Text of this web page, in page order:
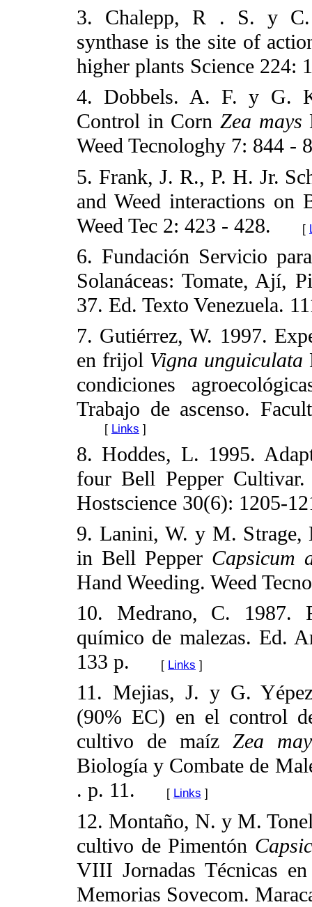
3. Chalepp, R . S. y C.
synthase is the site of
higher plants Science 224:
4. Dobbels. A. F. y G.
Control in Corn Zea mays
Weed Tecnologhy 7: 844 -
5. Frank, J. R., P. H. Jr.
and Weed interactions on
Weed Tec 2: 423 - 428. [
6. Fundación Servicio
Solanáceas: Tomate, Ají,
37. Ed. Texto Venezuela.
7. Gutiérrez, W. 1997.
en frijol Vigna unguiculata
condiciones
Trabajo de ascenso.
[ Links ]
8. Hoddes, L. 1995.
four Bell Pepper Cultivar.
Hostscience 30(6): 1205-
9. Lanini, W. y M. Strage,
in Bell Pepper Capsicum
Hand Weeding. Weed
10. Medrano, C. 1987.
químico de malezas. Ed.
133 p. [ Links ]
11. Mejias, J. y G.
(90% EC) en el control
cultivo de maízZea
Biología y Combate de
. p. 11. [ Links ]
12. Montaño, N. y M.
cultivo de Pimentón
VIII Jornadas Técnicas
Memorias Sovecom.